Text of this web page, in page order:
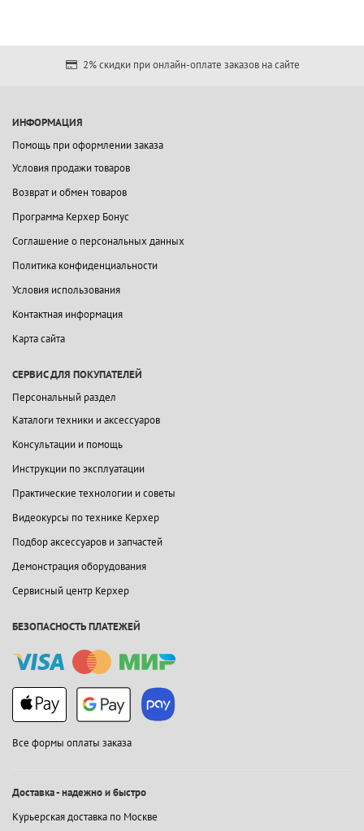
2% скидки при онлайн-оплате заказов на сайте
ИНФОРМАЦИЯ
Помощь при оформлении заказа
Условия продажи товаров
Возврат и обмен товаров
Программа Керхер Бонус
Соглашение о персональных данных
Политика конфиденциальности
Условия использования
Контактная информация
Карта сайта
СЕРВИС ДЛЯ ПОКУПАТЕЛЕЙ
Персональный раздел
Каталоги техники и аксессуаров
Консультации и помощь
Инструкции по эксплуатации
Практические технологии и советы
Видеокурсы по технике Керхер
Подбор аксессуаров и запчастей
Демонстрация оборудования
Сервисный центр Керхер
БЕЗОПАСНОСТЬ ПЛАТЕЖЕЙ
Все формы оплаты заказа
Доставка - надежно и быстро
Курьерская доставка по Москве